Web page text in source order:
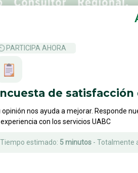
PARTICIPA AHORA
de
opinión nos ayuda a mejorar. Responde
con los servicios UABC
Tiempo estimado: 5 minutos - Totalmente